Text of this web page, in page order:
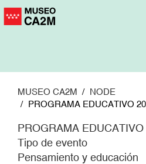
Pasar
MUSEO CA2M
NODE
PROGRAMA EDUCATIVO
PROGRAMA
Tipo de evento
Pensamiento y educación